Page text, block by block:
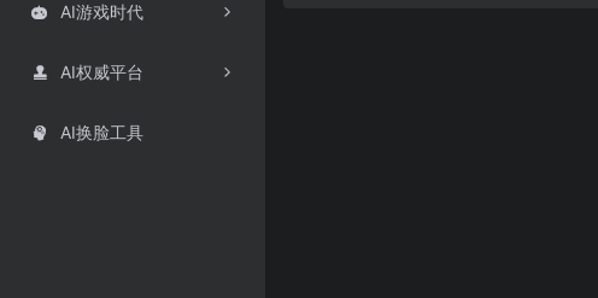
 AI游戏时代
 AI权威平台
 AI换脸工具